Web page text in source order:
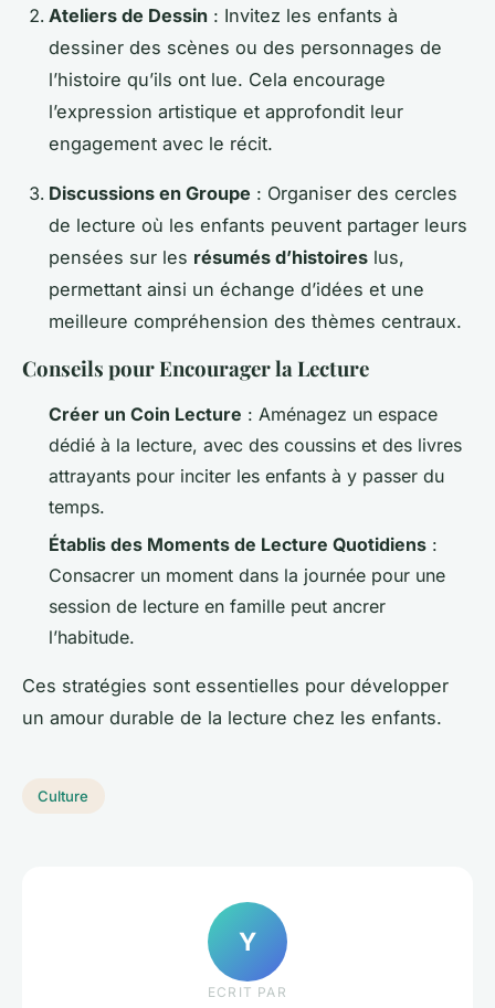
Ateliers de Dessin : Invitez les enfants à
dessiner des scènes ou des personnages de
l’histoire qu’ils ont lue. Cela encourage
l’expression artistique et approfondit leur
engagement avec le récit.
Discussions en Groupe : Organiser des cercles
de lecture où les enfants peuvent partager leurs
pensées sur les résumés d’histoires lus,
permettant ainsi un échange d’idées et une
meilleure compréhension des thèmes centraux.
Conseils pour Encourager la Lecture
Créer un Coin Lecture : Aménagez un espace
dédié à la lecture, avec des coussins et des livres
attrayants pour inciter les enfants à y passer du
temps.
Établis des Moments de Lecture Quotidiens :
Consacrer un moment dans la journée pour une
session de lecture en famille peut ancrer
l’habitude.
Ces stratégies sont essentielles pour développer
un amour durable de la lecture chez les enfants.
Culture
Y
ECRIT PAR